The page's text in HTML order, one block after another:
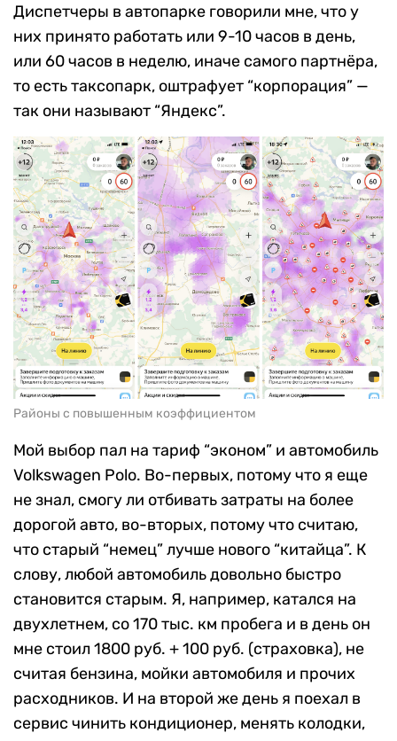
Диспетчеры в автопарке говорили мне, что у
них принято работать или 9-10 часов в день,
или 60 часов в неделю, иначе самого партнёра,
то есть таксопарк, оштрафует “корпорация” —
так они называют “Яндекс”.
Районы с повышенным коэффициентом
Мой выбор пал на тариф “эконом” и автомобиль
Volkswagen Polo. Во-первых, потому что я еще
не знал, смогу ли отбивать затраты на более
дорогой авто, во-вторых, потому что считаю,
что старый “немец” лучше нового “китайца”. К
слову, любой автомобиль довольно быстро
становится старым. Я, например, катался на
двухлетнем, со 170 тыс. км пробега и в день он
мне стоил 1800 руб. + 100 руб. (страховка), не
считая бензина, мойки автомобиля и прочих
расходников. И на второй же день я поехал в
сервис чинить кондиционер, менять колодки,